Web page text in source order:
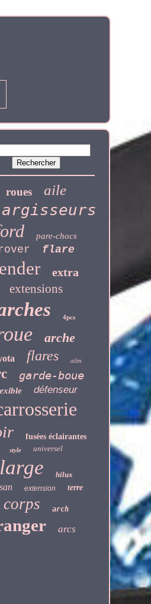
roues aile
pare-chocs
flare
extra
extensions
4pcs
arche
flares ailes
garde-boue
défenseur
fusées éclairantes
style universel
large hilux
extension terre
corps arch
arcs